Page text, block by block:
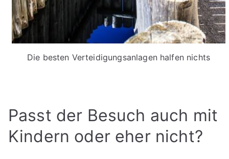
Die besten Verteidigungsanlagen halfen nichts
Passt der Besuch auch mit
Kindern oder eher nicht?